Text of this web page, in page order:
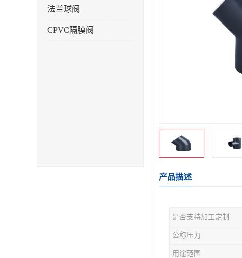
法兰球阀
CPVC隔膜阀
产品描述
是否支持加工定制
公称压力
用途范围